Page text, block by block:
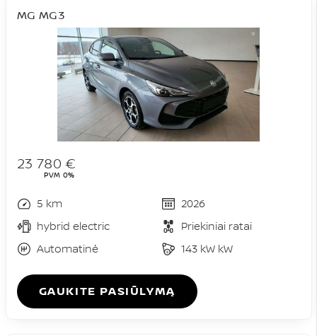
MG MG3
23 780 €
PVM 0%
5 km
2026
hybrid electric
Priekiniai ratai
Automatinė
143 kW kW
GAUKITE PASIŪLYMĄ